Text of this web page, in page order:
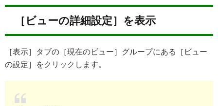
［ビューの詳細設定］を表示
［表示］タブの［現在のビュー］グループにある［ビュー
の設定］をクリックします。